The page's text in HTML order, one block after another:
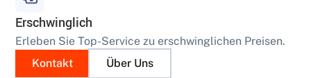
Erschwinglich
Erleben Sie Top-Service zu erschwinglichen Preisen.
Kontakt
Über Uns